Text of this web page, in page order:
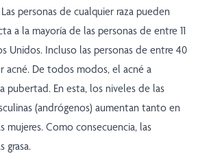
personas de cualquier raza pueden
a la mayoría de las personas de entre 11
Unidos. Incluso las personas de entre 40
acné. De todos modos, el acné a
pubertad. En esta, los niveles de las
(andrógenos) aumentan tanto en
mujeres. Como consecuencia, las
grasa.